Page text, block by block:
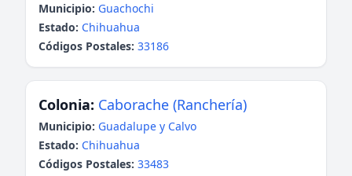
Municipio: Guachochi
Estado: Chihuahua
Códigos Postales: 33186
Colonia: Caborache (Ranchería)
Municipio: Guadalupe y Calvo
Estado: Chihuahua
Códigos Postales: 33483